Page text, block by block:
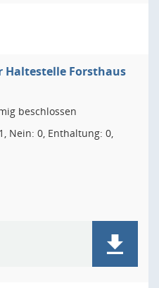
Haltestelle Forsthaus
beschlossen
Nein: 0, Enthaltung: 0,